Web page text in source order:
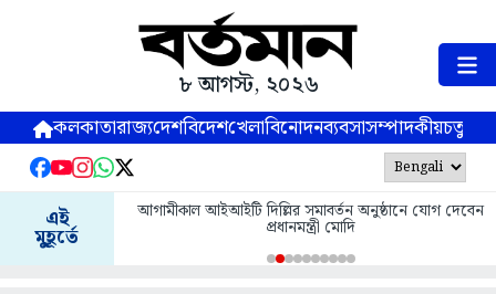
৮ আগস্ট, ২০২৬
কলকাতারাজ্যদেশবিদেশখেলাবিনোদনব্যবসাসম্পাদকীয়
এই
মুহূর্তে
আগামীকাল আইআইটি দিল্লির সমাবর্তন অনুষ্ঠানে যোগ দেবেন
প্রধানমন্ত্রী মোদি